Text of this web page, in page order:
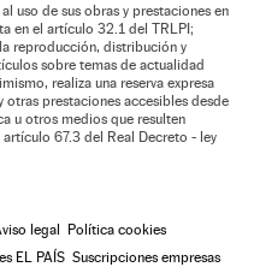
uso de sus obras y prestaciones en
en el artículo 32.1 del TRLPI;
reproducción, distribución y
sobre temas de actualidad
realiza una reserva expresa
otras prestaciones accesibles desde
u otros medios que resulten
67.3 del Real Decreto - ley
legal Política cookies
EL PAÍS Suscripciones empresas